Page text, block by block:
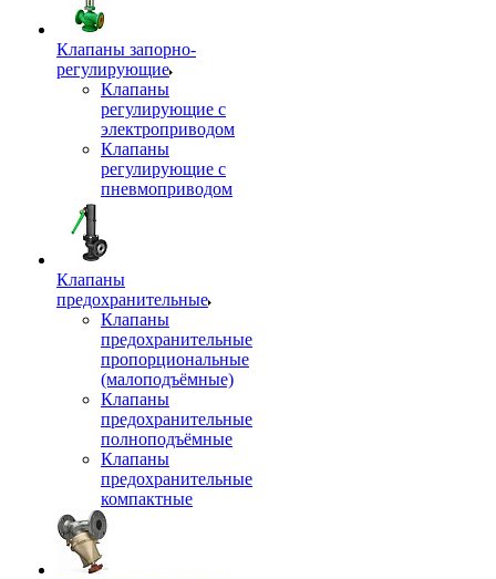
Клапаны запорно-
регулирующие
Клапаны
регулирующие с
электроприводом
Клапаны
регулирующие с
пневмоприводом
Клапаны
предохранительные
Клапаны
предохранительные
пропорциональные
(малоподъёмные)
Клапаны
предохранительные
полноподъёмные
Клапаны
предохранительные
компактные